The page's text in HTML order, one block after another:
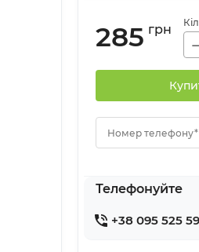
285 грн
−
Номер телефону*
Телефонуйте
+38 095 525